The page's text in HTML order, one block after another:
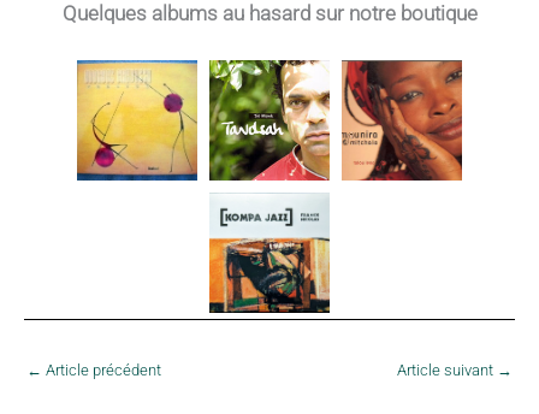
Quelques albums au hasard sur notre boutique
← Article précédent Article suivant →